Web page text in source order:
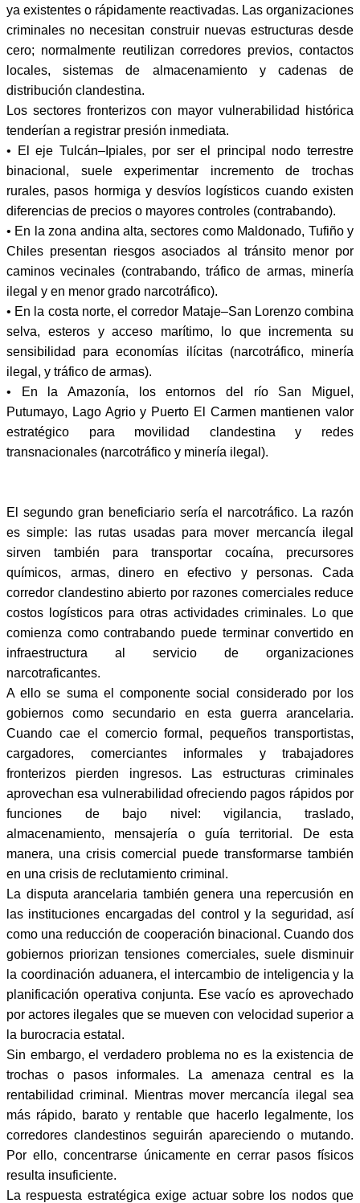
ya existentes o rápidamente reactivadas. Las organizaciones
criminales no necesitan construir nuevas estructuras desde
cero; normalmente reutilizan corredores previos, contactos
locales, sistemas de almacenamiento y cadenas de
distribución clandestina.
Los sectores fronterizos con mayor vulnerabilidad histórica
tenderían a registrar presión inmediata.
• El eje Tulcán–Ipiales, por ser el principal nodo terrestre
binacional, suele experimentar incremento de trochas
rurales, pasos hormiga y desvíos logísticos cuando existen
diferencias de precios o mayores controles (contrabando).
• En la zona andina alta, sectores como Maldonado, Tufiño y
Chiles presentan riesgos asociados al tránsito menor por
caminos vecinales (contrabando, tráfico de armas, minería
ilegal y en menor grado narcotráfico).
• En la costa norte, el corredor Mataje–San Lorenzo combina
selva, esteros y acceso marítimo, lo que incrementa su
sensibilidad para economías ilícitas (narcotráfico, minería
ilegal, y tráfico de armas).
• En la Amazonía, los entornos del río San Miguel,
Putumayo, Lago Agrio y Puerto El Carmen mantienen valor
estratégico para movilidad clandestina y redes
transnacionales (narcotráfico y minería ilegal).
El segundo gran beneficiario sería el narcotráfico. La razón
es simple: las rutas usadas para mover mercancía ilegal
sirven también para transportar cocaína, precursores
químicos, armas, dinero en efectivo y personas. Cada
corredor clandestino abierto por razones comerciales reduce
costos logísticos para otras actividades criminales. Lo que
comienza como contrabando puede terminar convertido en
infraestructura al servicio de organizaciones
narcotraficantes.
A ello se suma el componente social considerado por los
gobiernos como secundario en esta guerra arancelaria.
Cuando cae el comercio formal, pequeños transportistas,
cargadores, comerciantes informales y trabajadores
fronterizos pierden ingresos. Las estructuras criminales
aprovechan esa vulnerabilidad ofreciendo pagos rápidos por
funciones de bajo nivel: vigilancia, traslado,
almacenamiento, mensajería o guía territorial. De esta
manera, una crisis comercial puede transformarse también
en una crisis de reclutamiento criminal.
La disputa arancelaria también genera una repercusión en
las instituciones encargadas del control y la seguridad, así
como una reducción de cooperación binacional. Cuando dos
gobiernos priorizan tensiones comerciales, suele disminuir
la coordinación aduanera, el intercambio de inteligencia y la
planificación operativa conjunta. Ese vacío es aprovechado
por actores ilegales que se mueven con velocidad superior a
la burocracia estatal.
Sin embargo, el verdadero problema no es la existencia de
trochas o pasos informales. La amenaza central es la
rentabilidad criminal. Mientras mover mercancía ilegal sea
más rápido, barato y rentable que hacerlo legalmente, los
corredores clandestinos seguirán apareciendo o mutando.
Por ello, concentrarse únicamente en cerrar pasos físicos
resulta insuficiente.
La respuesta estratégica exige actuar sobre los nodos que